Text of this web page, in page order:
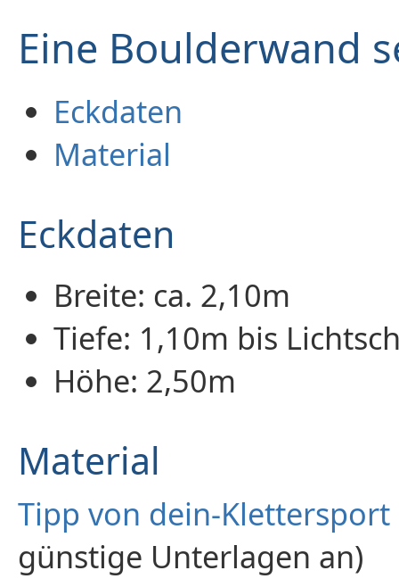
Eine Boulderwand
Eckdaten
Material
Eckdaten
Breite: ca. 2,10m
Tiefe: 1,10m bis
Höhe: 2,50m
Material
Tipp von dein-Klettersport
günstige Unterlagen an)